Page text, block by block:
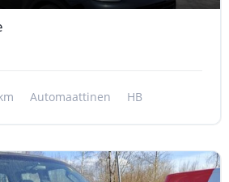
Automaattinen HB